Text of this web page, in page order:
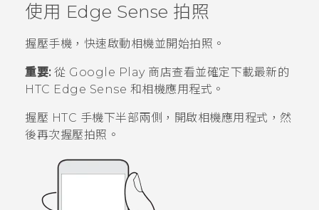
應用程式
支援服務
登入
使用 Edge Sense 拍照
握壓手機，快速啟動相機並開始拍照。
重要:從 Google Play 商店查看並確定下載最新的
HTC Edge Sense 和相機應用程式。
握壓 HTC 手機下半部兩側，開啟相機應用程式，然
後再次握壓拍照。